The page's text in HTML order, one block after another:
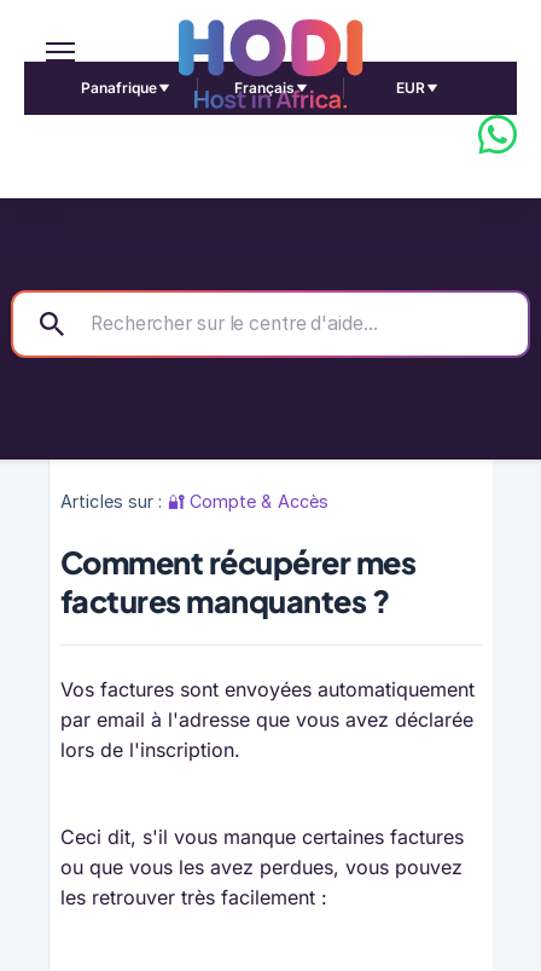
Panafrique Français EUR
Articles sur : 🔐 Compte & Accès
Comment récupérer mes
factures manquantes ?
Vos factures sont envoyées automatiquement
par email à l'adresse que vous avez déclarée
lors de l'inscription.
Ceci dit, s'il vous manque certaines factures
ou que vous les avez perdues, vous pouvez
les retrouver très facilement :